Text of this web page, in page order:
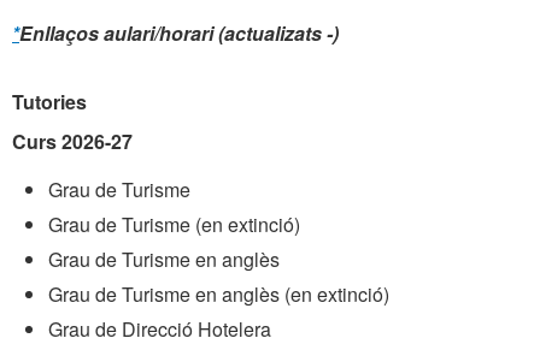
*Enllaços aulari/horari (actualizats -)
Tutories
Curs 2026-27
Grau de Turisme
Grau de Turisme (en extinció)
Grau de Turisme en anglès
Grau de Turisme en anglès (en extinció)
Grau de Direcció Hotelera